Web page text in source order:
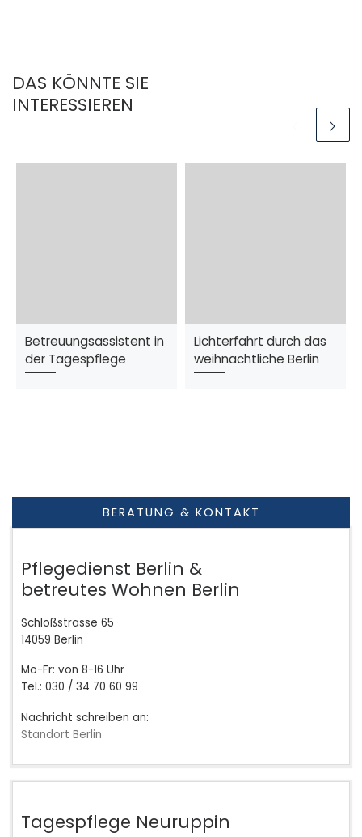
DAS KÖNNTE SIE
INTERESSIEREN
Betreuungsassistent in
der Tagespflege
Lichterfahrt durch das
weihnachtliche Berlin
BERATUNG & KONTAKT
Pflegedienst Berlin &
betreutes Wohnen Berlin
Schloßstrasse 65
14059 Berlin
Mo-Fr: von 8-16 Uhr
Tel.: 030 / 34 70 60 99
Nachricht schreiben an:
Standort Berlin
Tagespflege Neuruppin